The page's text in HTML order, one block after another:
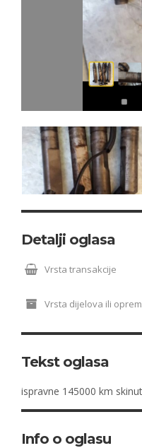
Detalji oglasa
Vrsta transakcije
Vrsta dijelova ili
Tekst oglasa
ispravne 145000 km
Info o oglasu